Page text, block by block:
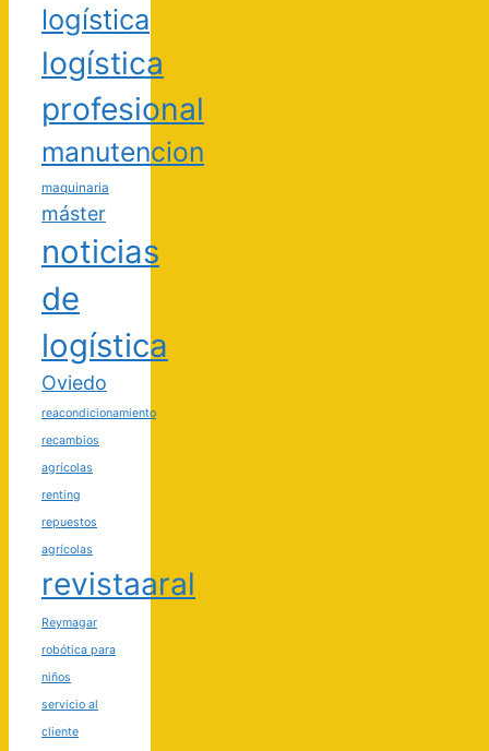
logística
logística
profesional
manutencion
maquinaria
máster
noticias
de
logística
Oviedo
reacondicionamiento
recambios
agrícolas
renting
repuestos
agrícolas
revistaaral
Reymagar
robótica para
niños
servicio al
cliente